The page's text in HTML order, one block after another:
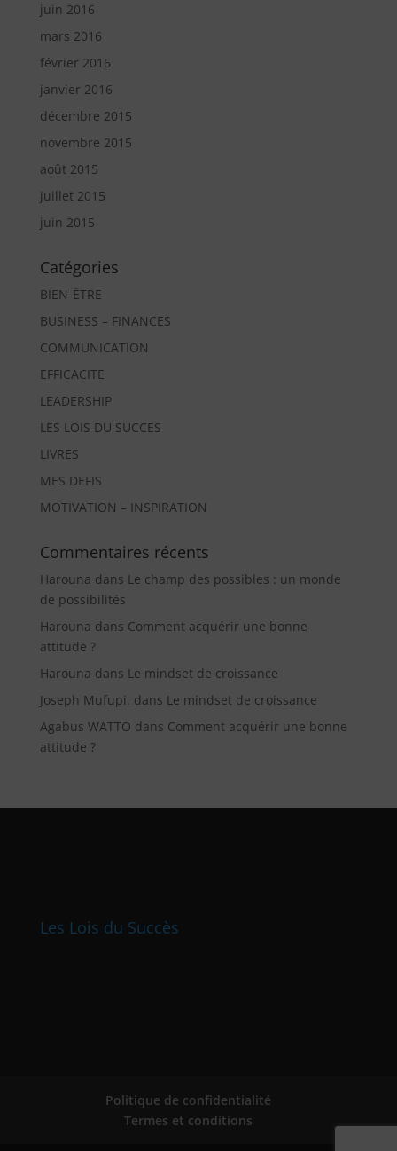
juin 2016
mars 2016
février 2016
janvier 2016
décembre 2015
novembre 2015
août 2015
juillet 2015
juin 2015
Catégories
BIEN-ÊTRE
BUSINESS – FINANCES
COMMUNICATION
EFFICACITE
LEADERSHIP
LES LOIS DU SUCCES
LIVRES
MES DEFIS
MOTIVATION – INSPIRATION
Commentaires récents
Harouna dans Le champ des possibles : un monde
de possibilités
Harouna dans Comment acquérir une bonne
attitude ?
Harouna dans Le mindset de croissance
Joseph Mufupi. dans Le mindset de croissance
Agabus WATTO dans Comment acquérir une bonne
attitude ?
Les Lois du Succès
Politique de confidentialité
Termes et conditions